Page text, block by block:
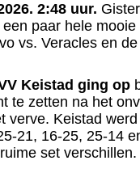
2:48 uur.
paar hele
vs. Veracles en
Keistad ging op
te zetten na het
verve. Keistad
21, 16-25, 25-14
set